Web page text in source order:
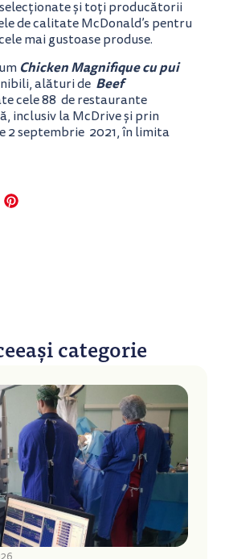
și toți producătorii
de calitate McDonald’s pentru
mai gustoase produse.
Chicken Magnifiquecu pui
alături de Beef
cele 88 de restaurante
inclusiv la McDrive și prin
2 septembrie 2021, în limita
categorie